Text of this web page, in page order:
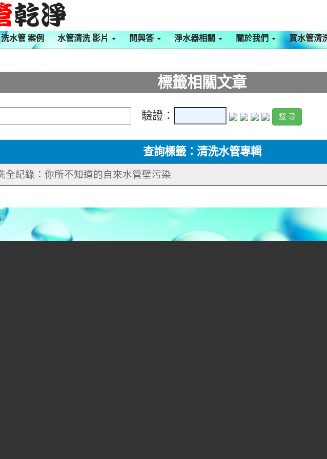
洗水管 案例 水管清洗 影片 問與答 淨水器相關 關於我們 買水管清
標籤相關文章
驗證：
查詢標籤：清洗水管專輯
全紀錄：你所不知道的自來水管壁污染